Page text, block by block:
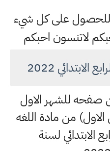
للحصول على كل شيء
لاتنسون احبكم
2022
صفحه للشهر الاول
من مادة اللغه
الابتدائي لسنة